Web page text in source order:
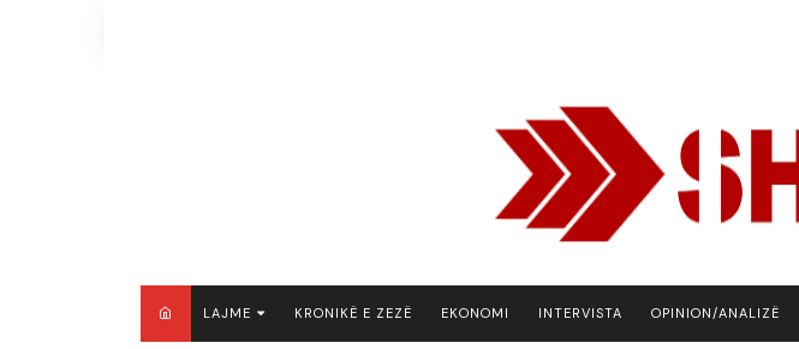
LAJME KRONIKË E ZEZË EKONOMI INTERVISTA OPINION/ANALIZË